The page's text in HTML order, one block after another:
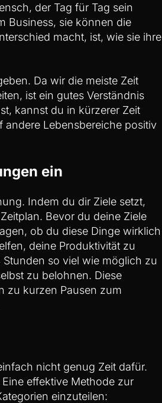
der Tag für Tag sein
Business, sie können die
macht, ist, wie sie ihre
Da wir die meiste Zeit
ist ein gutes Verständnis
kannst du in kürzerer Zeit
Lebensbereiche positiv
ein
Indem du dir Ziele setzt,
Bevor du deine Ziele
ob du diese Dinge wirklich
deine Produktivität zu
so viel wie möglich zu
zu belohnen. Diese
zu kurzen Pausen zum
nicht genug Zeit dafür.
effektive Methode zur
einzuteilen: